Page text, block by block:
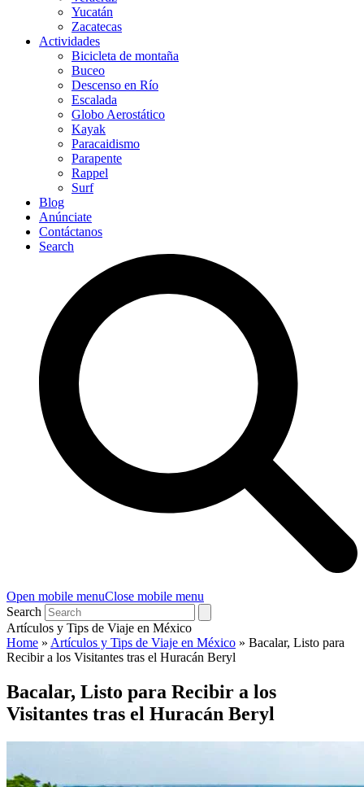
Yucatán
Zacatecas
Actividades
Bicicleta de montaña
Buceo
Descenso en Río
Escalada
Globo Aerostático
Kayak
Paracaidismo
Parapente
Rappel
Surf
Blog
Anúnciate
Contáctanos
Search
Open mobile menuClose mobile menu
Search
Artículos y Tips de Viaje en México
Home » Artículos y Tips de Viaje en México » Bacalar, Listo para
Recibir a los Visitantes tras el Huracán Beryl
Bacalar, Listo para Recibir a los
Visitantes tras el Huracán Beryl